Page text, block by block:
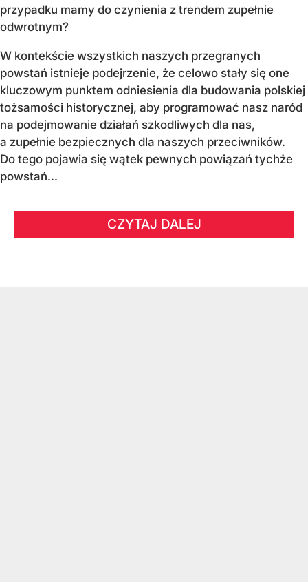
przypadku mamy do czynienia z trendem zupełnie
odwrotnym?
W kontekście wszystkich naszych przegranych
powstań istnieje podejrzenie, że celowo stały się one
kluczowym punktem odniesienia dla budowania polskiej
tożsamości historycznej, aby programować nasz naród
na podejmowanie działań szkodliwych dla nas,
a zupełnie bezpiecznych dla naszych przeciwników.
Do tego pojawia się wątek pewnych powiązań tychże
powstań...
CZYTAJ DALEJ